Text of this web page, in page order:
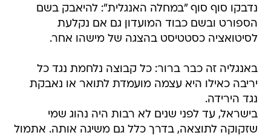
נדבקו סוף סוף "במחלה האנגלית": להיאבק בשם
הספורט ובשם כבוד המועדון גם אם נקלעת
לסיטואציה כסטטיסט בהצגה של מישהו אחר.
באנגליה זה כבר ברור: כל קבוצה נלחמת נגד כל
יריבה כאילו היא עצמה מועמדת לתואר או נאבקת
נגד הירידה.
בישראל, עד לפני שנים לא רבות היה נהוג שמי
שזקוקה לתוצאה, בדרך כלל גם משיגה אותה. אתמול